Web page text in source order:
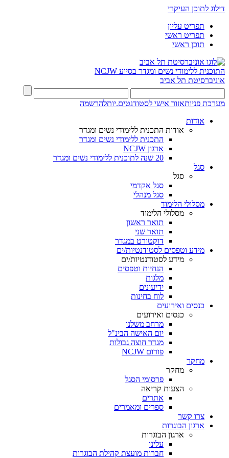
דילוג לתוכן העיקרי
תפריט עליון
תפריט ראשי
תוכן ראשי
התוכנית ללימודי נשים ומגדר בסיוע NCJW
אוניברסיטת תל אביב
מערכת פניותאזור אישי לסטודנטים.יותלהרשמה
אודות
אודות התכנית ללימודי נשים ומגדר
התכנית ללימודי נשים ומגדר
ארגון NCJW
20 שנה לתוכנית ללימודי נשים ומגדר
סגל
סגל
סגל אקדמי
סגל מנהלי
מסלולי הלימוד
מסלולי הלימוד
תואר ראשון
תואר שני
דוקטורט במגדר
מידע וטפסים לסטודנטיות/ים
מידע לסטודנטיות/ים
הנחיות וטפסים
מלגות
ידיעונים
לוח בחינות
כנסים ואירועים
כנסים ואירועים
מרחב משלנו
יום האישה הבינ"ל
מגדר חוצה גבולות
פורום NCJW
מחקר
מחקר
פרסומי הסגל
הצעות קריאה
אתרים
ספרים ומאמרים
צרו קשר
ארגון הבוגרות
ארגון הבוגרות
עלינו
חברות מועצת קהילת הבוגרות